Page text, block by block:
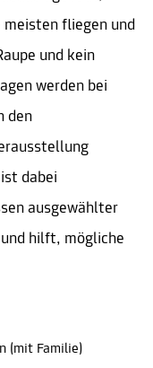
meisten fliegen und
und kein
werden bei
den
dabei
ausgewählter
hilft, mögliche
(mit Familie)